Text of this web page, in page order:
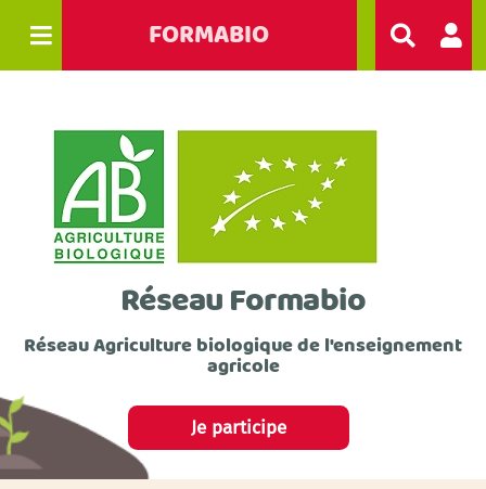
FORMABIO
Réseau Formabio
Réseau Agriculture biologique de l'enseignement
agricole
Je participe